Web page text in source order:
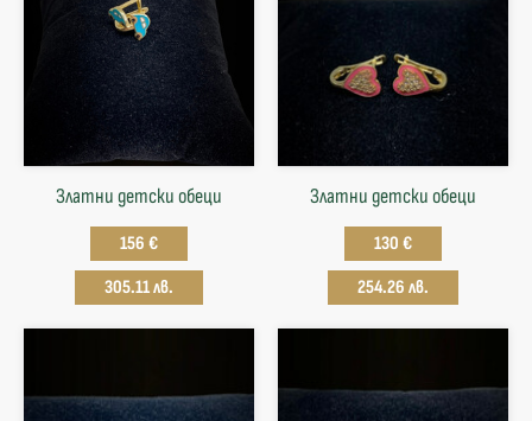
Златни детски обеци
156 €
305.11 лв.
Златни детски обеци
130 €
254.26 лв.